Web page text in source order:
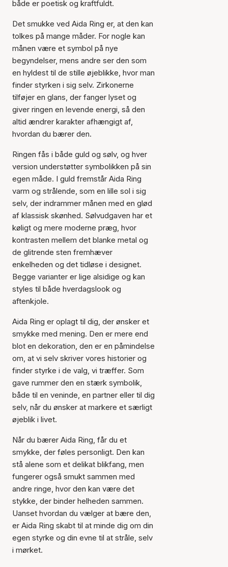
Varen er tilføjet til kurven
både er poetisk og kraftfuldt.
Det smukke ved Aida Ring er, at den kan
tolkes på mange måder. For nogle kan
månen være et symbol på nye
begyndelser, mens andre ser den som
en hyldest til de stille øjeblikke, hvor man
finder styrken i sig selv. Zirkonerne
tilføjer en glans, der fanger lyset og
giver ringen en levende energi, så den
altid ændrer karakter afhængigt af,
hvordan du bærer den.
Ringen fås i både guld og sølv, og hver
version understøtter symbolikken på sin
egen måde. I guld fremstår Aida Ring
varm og strålende, som en lille sol i sig
selv, der indrammer månen med en glød
af klassisk skønhed. Sølvudgaven har et
køligt og mere moderne præg, hvor
kontrasten mellem det blanke metal og
de glitrende sten fremhæver
enkelheden og det tidløse i designet.
Begge varianter er lige alsidige og kan
styles til både hverdagslook og
aftenkjole.
Aida Ring er oplagt til dig, der ønsker et
smykke med mening. Den er mere end
blot en dekoration, den er en påmindelse
om, at vi selv skriver vores historier og
finder styrke i de valg, vi træffer. Som
gave rummer den en stærk symbolik,
både til en veninde, en partner eller til dig
selv, når du ønsker at markere et særligt
øjeblik i livet.
Når du bærer Aida Ring, får du et
smykke, der føles personligt. Den kan
stå alene som et delikat blikfang, men
fungerer også smukt sammen med
andre ringe, hvor den kan være det
stykke, der binder helheden sammen.
Uanset hvordan du vælger at bære den,
er Aida Ring skabt til at minde dig om din
egen styrke og din evne til at stråle, selv
i mørket.